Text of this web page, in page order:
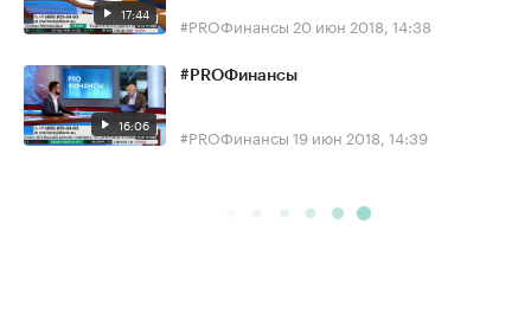
17:44 #PROФинансы 20 июн 2018, 14:38
16:06
#PROФинансы
#PROФинансы 19 июн 2018, 14:39